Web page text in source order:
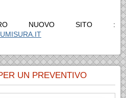
NUOVO SITO :
UN PREVENTIVO